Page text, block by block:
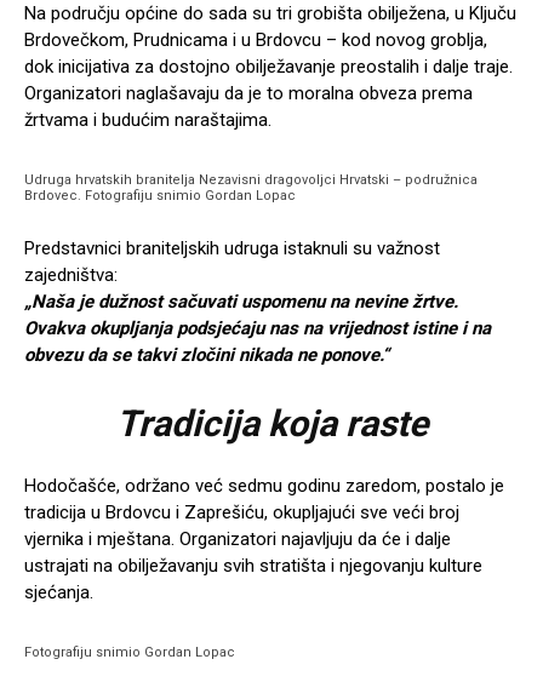
Na području općine do sada su tri grobišta obilježena, u Ključu
Brdovečkom, Prudnicama i u Brdovcu – kod novog groblja,
dok inicijativa za dostojno obilježavanje preostalih i dalje traje.
Organizatori naglašavaju da je to moralna obveza prema
žrtvama i budućim naraštajima.
Udruga hrvatskih branitelja Nezavisni dragovoljci Hrvatski – podružnica
Brdovec. Fotografiju snimio Gordan Lopac
Predstavnici braniteljskih udruga istaknuli su važnost
zajedništva:
„Naša je dužnost sačuvati uspomenu na nevine žrtve.
Ovakva okupljanja podsjećaju nas na vrijednost istine i na
obvezu da se takvi zločini nikada ne ponove.“
Tradicija koja raste
Hodočašće, održano već sedmu godinu zaredom, postalo je
tradicija u Brdovcu i Zaprešiću, okupljajući sve veći broj
vjernika i mještana. Organizatori najavljuju da će i dalje
ustrajati na obilježavanju svih stratišta i njegovanju kulture
sjećanja.
Fotografiju snimio Gordan Lopac